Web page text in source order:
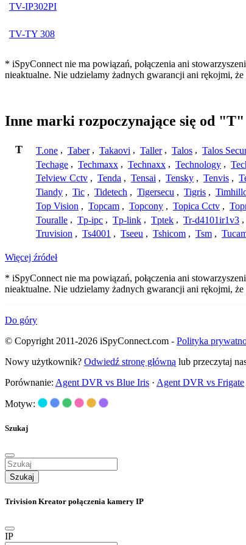
TV-IP302PI
TV-TY 308
* iSpyConnect nie ma powiązań, połączenia ani
nieaktualne. Nie udzielamy żadnych gwarancji ani rękojmi,
Inne marki rozpoczynające się od "T"
T T.one , Taber , Takaovi , Taller , Talos , Talos
Techage , Techmaxx , Technaxx , Technology ,
Telview Cctv , Tenda , Tensai , Tensky , Tenvis ,
Tiandy , Tic , Tidetech , Tigersecu , Tigris ,
Top Vision , Topcam , Topcony , Topica Cctv ,
Touralle , Tp-ipc , Tp-link , Tptek , Tr-d4101ir1v3 ,
Truvision , Ts4001 , Tseeu , Tshicom , Tsm ,
Więcej źródeł
* iSpyConnect nie ma powiązań, połączenia ani
nieaktualne. Nie udzielamy żadnych gwarancji ani rękojmi,
Do góry
© Copyright 2011-2026 iSpyConnect.com - Polityka
Nowy użytkownik? Odwiedź stronę główną lub przeczytaj
Porównanie: Agent DVR vs Blue Iris · Agent DVR vs Frigate
Motyw:
Szukaj
Szukaj
Trivision Kreator połączenia kamery IP
IP